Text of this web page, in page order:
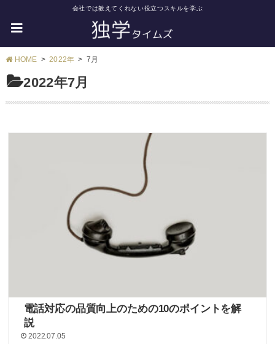
会社では教えてくれない役立つスキルを学ぶ
HOME 2022年 7月
2022年7月
電話対応の品質向上のための10のポイントを解
説
2022.07.05